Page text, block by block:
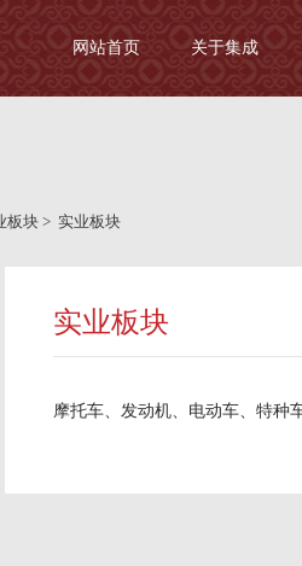
网站首页 关于集成
板块 > 实业板块
实业板块
摩托车、发动机、电动车、特种